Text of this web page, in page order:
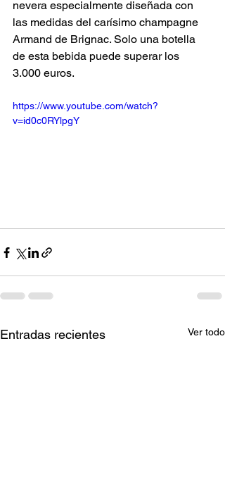
nevera especialmente diseñada con
las medidas del carísimo champagne
Armand de Brignac. Solo una botella
de esta bebida puede superar los
3.000 euros.
https://www.youtube.com/watch?
v=id0c0RYlpgY
Entradas recientes Ver todo